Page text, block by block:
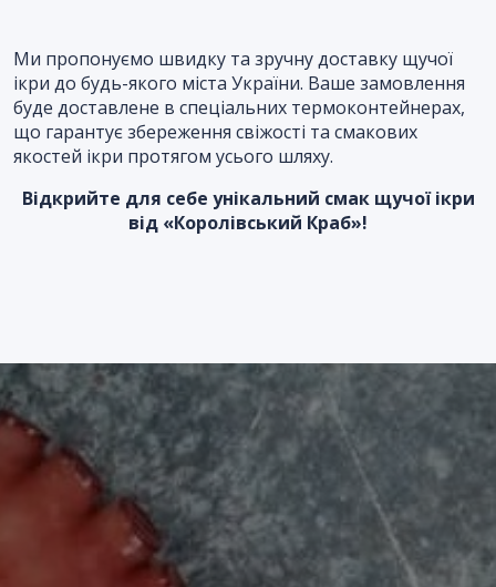
Ми пропонуємо швидку та зручну доставку щучої
ікри до будь-якого міста України. Ваше замовлення
буде доставлене в спеціальних термоконтейнерах,
що гарантує збереження свіжості та смакових
якостей ікри протягом усього шляху.
Відкрийте для себе унікальний смак щучої ікри
від «Королівський Краб»!